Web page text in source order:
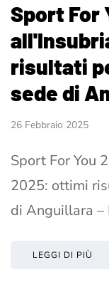
Sport For
risultati
sede di
26 Febbraio 2025
Sport For You
2025: ottimi
di Anguillara –
LEGGI DI PIÙ